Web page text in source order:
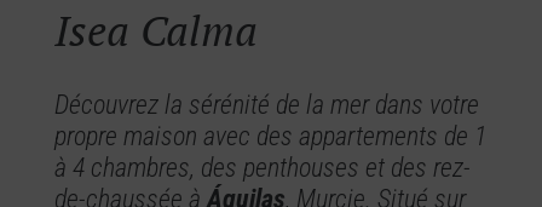
Isea Calma
Découvrez la sérénité de la mer dans votre
propre maison avec des appartements de 1
à 4 chambres, des penthouses et des rez-
de-chaussée à Águilas, Murcie. Situé sur